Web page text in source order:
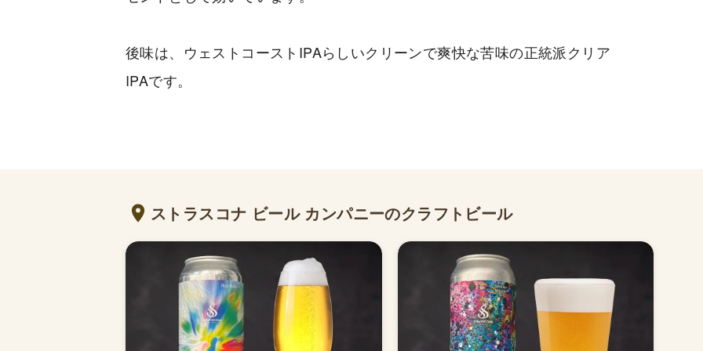
後味は、ウェストコーストIPAらしいクリーンで爽快な苦味の正統派クリア
IPAです。
ストラスコナ ビール カンパニーのクラフトビール